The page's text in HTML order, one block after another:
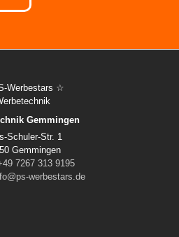
Gemmingen
Schuler-Str. 1
Gemmingen
7267 313 9195
werbestars.de